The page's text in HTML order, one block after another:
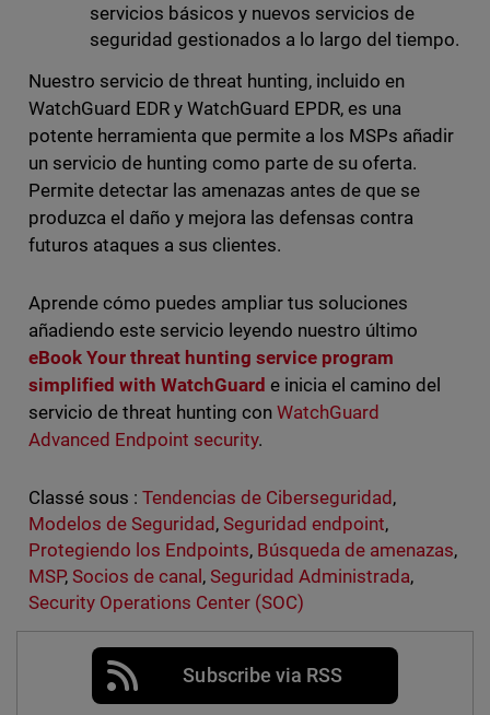
servicios básicos y nuevos servicios de
seguridad gestionados a lo largo del tiempo.
Nuestro servicio de threat hunting, incluido en
WatchGuard EDR y WatchGuard EPDR, es una
potente herramienta que permite a los MSPs añadir
un servicio de hunting como parte de su oferta.
Permite detectar las amenazas antes de que se
produzca el daño y mejora las defensas contra
futuros ataques a sus clientes.
Aprende cómo puedes ampliar tus soluciones
añadiendo este servicio leyendo nuestro último
eBook Your threat hunting service program
simplified with WatchGuard e inicia el camino del
servicio de threat hunting con WatchGuard
Advanced Endpoint security.
Classé sous : Tendencias de Ciberseguridad ,
Modelos de Seguridad , Seguridad endpoint,
Protegiendo los Endpoints, Búsqueda de amenazas,
MSP, Socios de canal , Seguridad Administrada,
Security Operations Center (SOC)
Subscribe via RSS